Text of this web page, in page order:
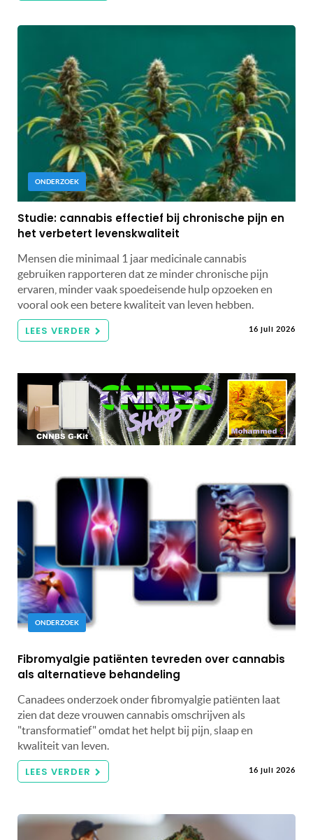
ONDERZOEK
Studie: cannabis effectief bij chronische pijn en
het verbetert levenskwaliteit
Mensen die minimaal 1 jaar medicinale cannabis
gebruiken rapporteren dat ze minder chronische pijn
ervaren, minder vaak spoedeisende hulp opzoeken en
vooral ook een betere kwaliteit van leven hebben.
LEES VERDER 16 juli 2026
ONDERZOEK
Fibromyalgie patiënten tevreden over cannabis
als alternatieve behandeling
Canadees onderzoek onder fibromyalgie patiënten laat
zien dat deze vrouwen cannabis omschrijven als
"transformatief" omdat het helpt bij pijn, slaap en
kwaliteit van leven.
LEES VERDER 16 juli 2026